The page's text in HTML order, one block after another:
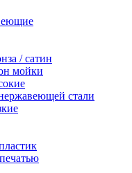
/ сатин
мойки
стали